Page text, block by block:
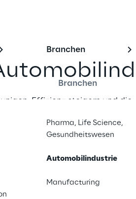
Branchen
Branchen
Pharma, Life Science,
Gesundheitswesen
Automobilindustrie
Manufacturing
Effizienz steigern und die